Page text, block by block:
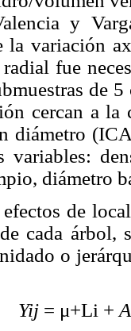
y
la variación
fue
de
cercan a la
diámetro
variables:
diámetro
de
cada árbol,
o
Yij = μ+Li +